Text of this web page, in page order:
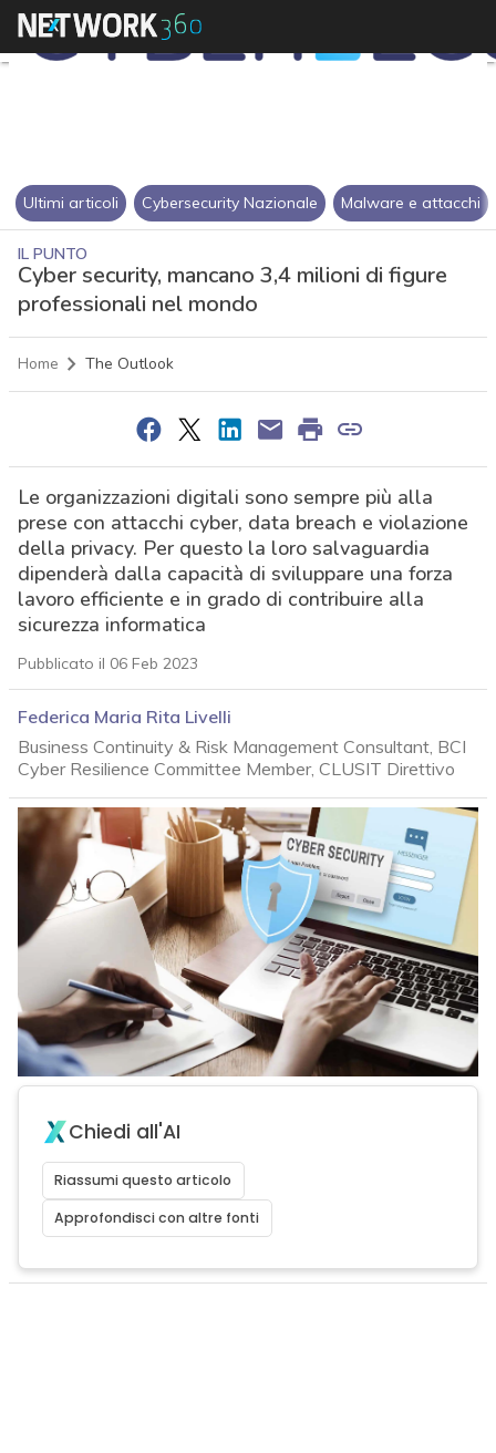
Ultimi articoli Cybersecurity Nazionale Malware e attacchi
IL PUNTO
Cyber security, mancano 3,4 milioni di figure
professionali nel mondo
Home The Outlook
Le organizzazioni digitali sono sempre più alla
prese con attacchi cyber, data breach e violazione
della privacy. Per questo la loro salvaguardia
dipenderà dalla capacità di sviluppare una forza
lavoro efficiente e in grado di contribuire alla
sicurezza informatica
Pubblicato il 06 Feb 2023
Federica Maria Rita Livelli
Business Continuity & Risk Management Consultant, BCI
Cyber Resilience Committee Member, CLUSIT Direttivo
Chiedi all'AI
Riassumi questo articolo
Approfondisci con altre fonti